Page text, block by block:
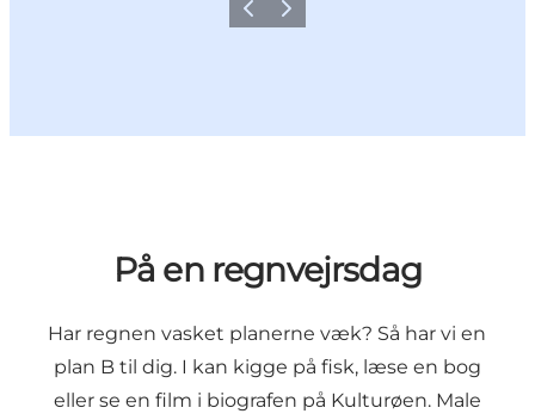
ForrigeNæste
På en regnvejrsdag
Har regnen vasket planerne væk? Så har vi en
plan B til dig. I kan kigge på fisk, læse en bog
eller se en film i biografen på Kulturøen. Male